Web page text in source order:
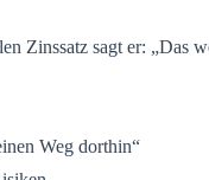
Zinssatz sagt er: „Das
Weg dorthin“